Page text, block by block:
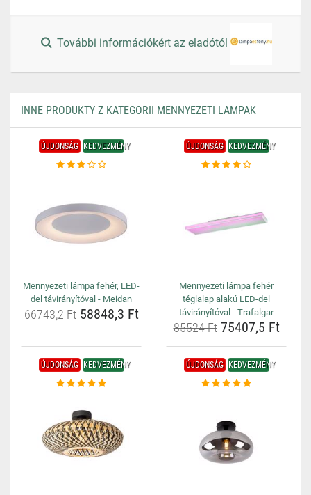
További információkért az eladótól
INNE PRODUKTY Z KATEGORII MENNYEZETI LAMPAK
ÚJDONSÁG KEDVEZMÉNY
Mennyezeti lámpa fehér, LED-
del távirányítóval - Meidan
66743,2 Ft58848,3 Ft
ÚJDONSÁG KEDVEZMÉNY
Mennyezeti lámpa fehér
téglalap alakú LED-del
távirányítóval - Trafalgar
85524 Ft75407,5 Ft
ÚJDONSÁG KEDVEZMÉNY ÚJDONSÁG KEDVEZMÉNY